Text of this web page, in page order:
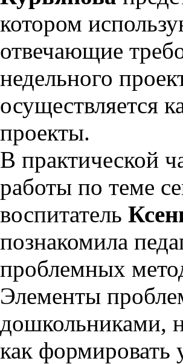
котором
отвечающие
недельного
осуществляется
проекты.
В практической
работы по теме
воспитатель
познакомила
проблемных
Элементы
дошкольниками,
как формировать